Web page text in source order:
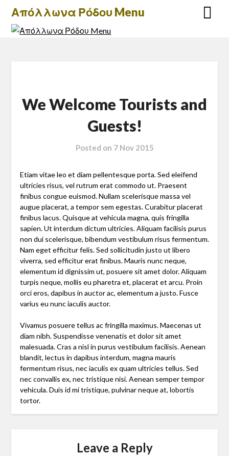
Skip
content
Απόλλωνα Ρόδου Menu
We Welcome Tourists and
Guests!
Posted on 7 Nov 2015
Etiam vitae leo et diam pellentesque porta. Sed eleifend
ultricies risus, vel rutrum erat commodo ut. Praesent
finibus congue euismod. Nullam scelerisque massa vel
augue placerat, a tempor sem egestas. Curabitur placerat
finibus lacus. Quisque at vehicula magna, quis fringilla
sapien. Ut interdum dictum ultricies. Aliquam facilisis purus
non dui scelerisque, bibendum vestibulum risus fermentum.
Nam eget efficitur felis. Sed sollicitudin justo ut libero
viverra, sed efficitur erat finibus. Mauris nunc neque,
elementum id dignissim ut, posuere sit amet dolor. Aliquam
turpis neque, mollis eu pharetra et, placerat et arcu. Proin
orci eros, dapibus in auctor ac, elementum a justo. Fusce
varius eu nunc iaculis auctor.
Vivamus posuere tellus ac fringilla maximus. Maecenas ut
diam nibh. Suspendisse venenatis et dolor sit amet
malesuada. Cras a nisl in purus vestibulum facilisis. Aenean
blandit, lectus in dapibus interdum, magna mauris
fermentum risus, nec iaculis ex quam ultricies tellus. Sed
nec convallis ex, nec tristique nisi. Aenean semper tempor
vehicula. Duis id mi tristique, pulvinar neque at, lobortis
tortor.
Leave a Reply